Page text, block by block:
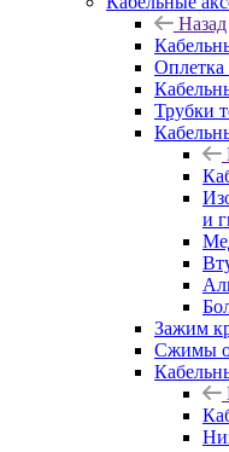
Назад
Оплетка
Трубки
и
Зажим
Сжимы